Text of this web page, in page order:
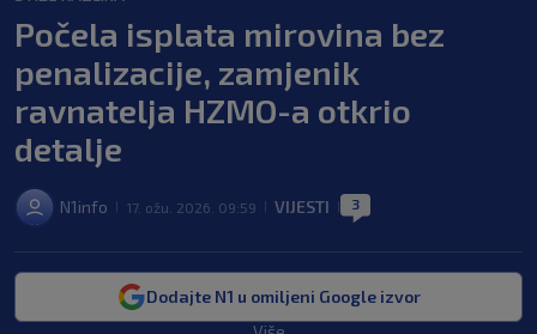
Počela isplata mirovina bez
penalizacije, zamjenik
ravnatelja HZMO-a otkrio
detalje
N1info 17. ožu. 2026. 09:59 VIJESTI 3
Dodajte N1 u omiljeni Google izvor